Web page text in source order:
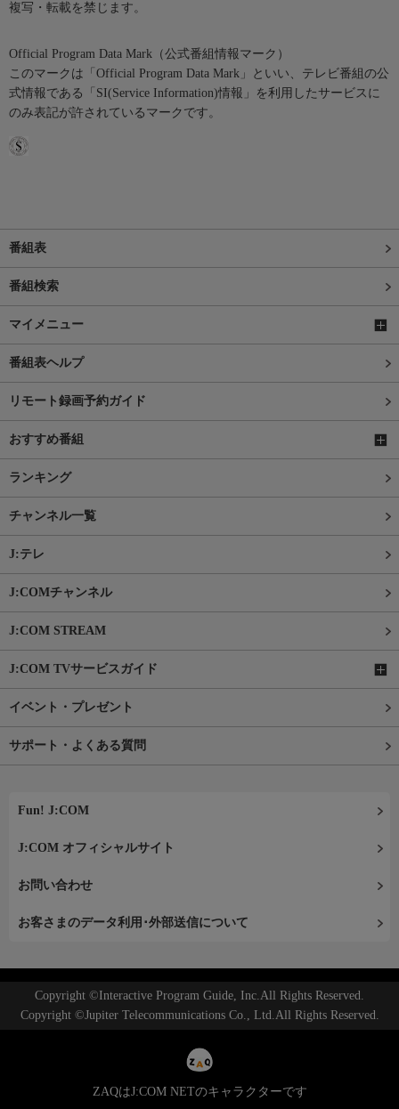
複写・転載を禁じます。
Official Program Data Mark（公式番組情報マーク）
このマークは「Official Program Data Mark」といい、テレビ番組の公
式情報である「SI(Service Information)情報」を利用したサービスに
のみ表記が許されているマークです。
番組表
番組検索
マイメニュー
番組表ヘルプ
リモート録画予約ガイド
おすすめ番組
ランキング
チャンネル一覧
J:テレ
J:COMチャンネル
J:COM STREAM
J:COM TVサービスガイド
イベント・プレゼント
サポート・よくある質問
Fun! J:COM
J:COM オフィシャルサイト
お問い合わせ
お客さまのデータ利用･外部送信について
Copyright ©Interactive Program Guide, Inc.All Rights Reserved.
Copyright ©Jupiter Telecommunications Co., Ltd.All Rights Reserved.
ZAQはJ:COM NETのキャラクターです